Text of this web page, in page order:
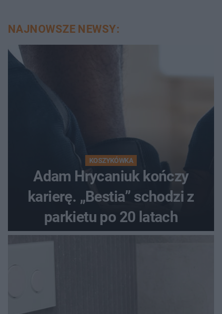
NAJNOWSZE NEWSY:
KOSZYKÓWKA
Adam Hrycaniuk kończy
karierę. „Bestia” schodzi z
parkietu po 20 latach